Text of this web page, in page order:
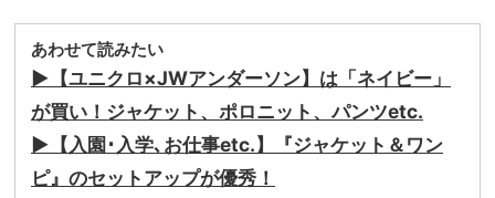
あわせて読みたい
▶︎【ユニクロ×JWアンダーソン】は「ネイビー」
が買い！ジャケット、ポロニット、パンツetc.
▶︎【入園･入学､お仕事etc.】『ジャケット＆ワン
ピ』のセットアップが優秀！